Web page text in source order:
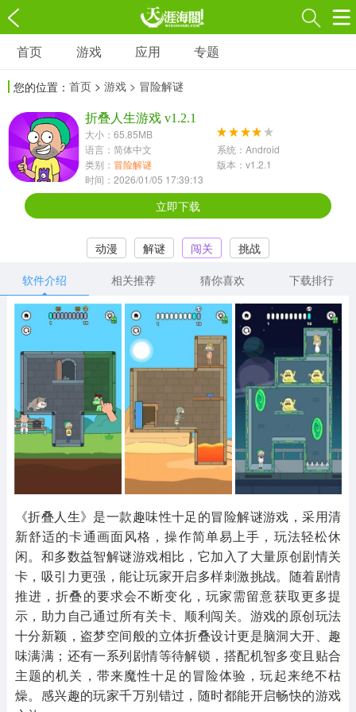
游戏
3697款应用
1597款应用
休闲益智
13387款应用
2196款应用
冒险解谜
418款应用
音乐舞蹈
269款应用
2716款应用
515款应用
其他
1654款应用
MOD游戏
1056款应用
首页 游戏 应用 专题
您的位置： 首页 > 游戏 > 冒险解谜
折叠人生游戏 v1.2.1
大小：65.85MB
语言：简体中文
系统：Android
类别： 冒险解谜
版本：v1.2.1
时间：2026/01/05 17:39:13
立即下载
动漫 解谜 闯关
挑战
软件介绍
相关推荐 猜你喜欢 下载排行
《折叠人生》是一款趣味性十足的冒险解谜游戏，采用清
新舒适的卡通画面风格，操作简单易上手，玩法轻松休
闲。和多数益智解谜游戏相比，它加入了大量原创剧情关
卡，吸引力更强，能让玩家开启多样刺激挑战。随着剧情
推进，折叠的要求会不断变化，玩家需留意获取更多提
示，助力自己通过所有关卡、顺利闯关。游戏的原创玩法
十分新颖，盗梦空间般的立体折叠设计更是脑洞大开、趣
味满满；还有一系列剧情等待解锁，搭配机智多变且贴合
主题的机关，带来魔性十足的冒险体验，玩起来绝不枯
燥。感兴趣的玩家千万别错过，随时都能开启畅快的游戏